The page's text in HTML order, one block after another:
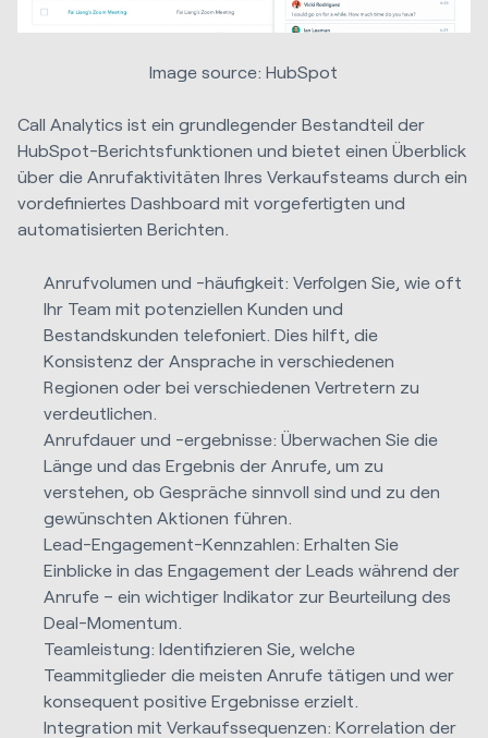
Image source: HubSpot
Call Analytics ist ein grundlegender Bestandteil der
HubSpot-Berichtsfunktionen und bietet einen Überblick
über die Anrufaktivitäten Ihres Verkaufsteams durch ein
vordefiniertes Dashboard mit vorgefertigten und
automatisierten Berichten.
Anrufvolumen und -häufigkeit: Verfolgen Sie, wie oft
Ihr Team mit potenziellen Kunden und
Bestandskunden telefoniert. Dies hilft, die
Konsistenz der Ansprache in verschiedenen
Regionen oder bei verschiedenen Vertretern zu
verdeutlichen.
Anrufdauer und -ergebnisse: Überwachen Sie die
Länge und das Ergebnis der Anrufe, um zu
verstehen, ob Gespräche sinnvoll sind und zu den
gewünschten Aktionen führen.
Lead-Engagement-Kennzahlen: Erhalten Sie
Einblicke in das Engagement der Leads während der
Anrufe – ein wichtiger Indikator zur Beurteilung des
Deal-Momentum.
Teamleistung: Identifizieren Sie, welche
Teammitglieder die meisten Anrufe tätigen und wer
konsequent positive Ergebnisse erzielt.
Integration mit Verkaufssequenzen: Korrelation der